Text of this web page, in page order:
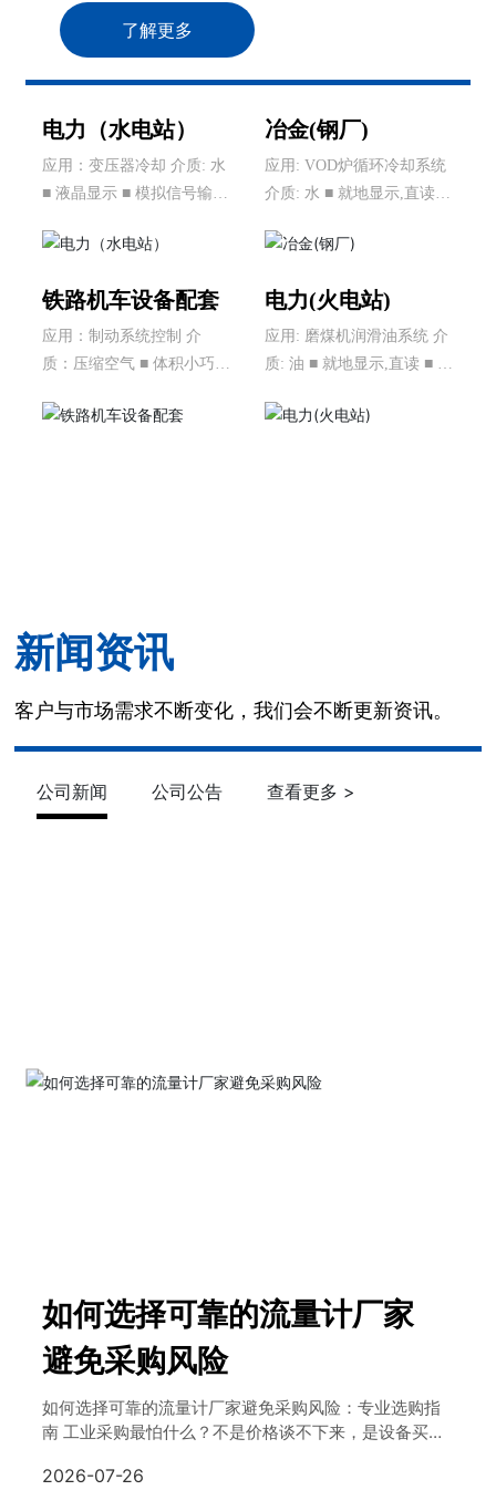
了解更多
电力（水电站）
应用：变压器冷却 介质: 水
■ 液晶显示 ■ 模拟信号输出
冶金(钢厂)
应用: VOD炉循环冷却系统
介质: 水 ■ 就地显示,直读 ■
铁路机车设备配套
应用：制动系统控制 介
质：压缩空气 ■ 体积小巧 ■
标准信号输出或RS485通讯
电力(火电站)
应用: 磨煤机润滑油系统 介
质: 油 ■ 就地显示,直读 ■ 机
启
新闻资讯
客户与市场需求不断变化，我们会不断更新资讯。
公司新闻 公司公告 查看更多 >
了解更多
如何选择可靠的流量计厂家
避免采购风险
如何选择可靠的流量计厂家避免采购风险：专业选购指
南 工业采购最怕什么？不是价格谈不下来，是设备买回
量仪表，一旦选错供应商，轻则数据失准影响生产，重
2026-07-26